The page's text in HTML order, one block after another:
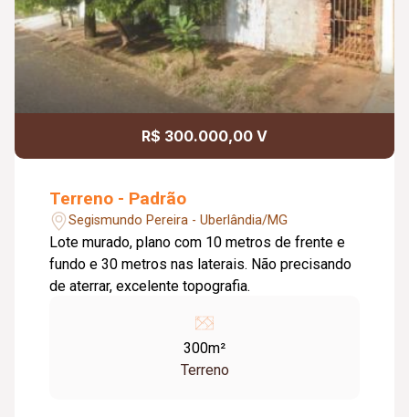
R$ 300.000,00 V
Terreno - Padrão
Segismundo Pereira - Uberlândia/MG
Lote murado, plano com 10 metros de frente e
fundo e 30 metros nas laterais. Não precisando
de aterrar, excelente topografia.
300m²
Terreno